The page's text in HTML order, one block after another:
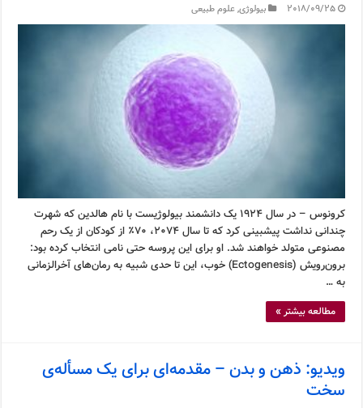
2018/09/25 بیولوژی,علوم طبیعی
کرونوس – در سال ۱۹۲۴ یک دانشمند بیولوژیست با نام هالدین که شهرت
چندانی نداشت پیشبینی کرد که تا سال ۲۰۷۴، ۷۰٪ از کودکان از یک رحم
مصنوعی متولد خواهند شد. او برای این پروسه حتی نامی انتخاب کرده بود:
برون‌رویش (Ectogenesis) خوب، این تا حدی شبیه به رمان‌های آخرالزمانی
به …
مطالعه بیشتر »
ویدیو: ذهن و بدن – مقدمه‌ای برای یک مسأله‌ی
سخت